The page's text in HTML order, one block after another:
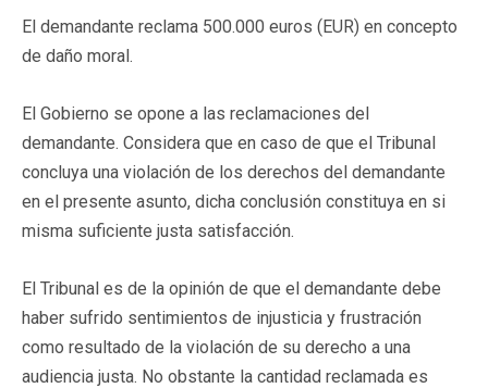
El demandante reclama 500.000 euros (EUR) en concepto
de daño moral.
El Gobierno se opone a las reclamaciones del
demandante. Considera que en caso de que el Tribunal
concluya una violación de los derechos del demandante
en el presente asunto, dicha conclusión constituya en si
misma suficiente justa satisfacción.
El Tribunal es de la opinión de que el demandante debe
haber sufrido sentimientos de injusticia y frustración
como resultado de la violación de su derecho a una
audiencia justa. No obstante la cantidad reclamada es